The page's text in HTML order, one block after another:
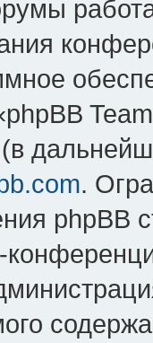
.
phpBB